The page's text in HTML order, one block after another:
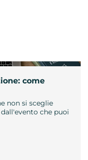
come
non si sceglie
che puoi